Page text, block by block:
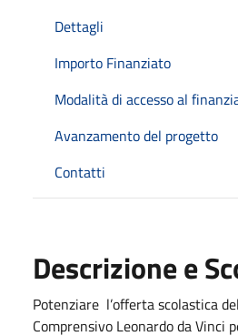
Dettagli
Importo Finanziato
Modalità di accesso al
Avanzamento del progetto
Contatti
Descrizione e
Potenziare l’offerta scolastica
Comprensivo Leonardo da Vinci